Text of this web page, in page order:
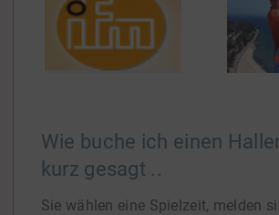
Wie buche ich einen
kurz gesagt ..
Sie wählen eine Spielzeit, melden